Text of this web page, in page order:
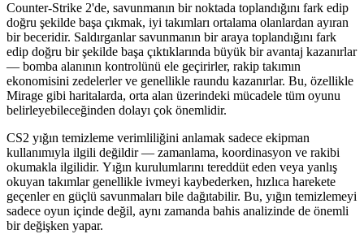
Counter-Strike 2'de, savunmanın bir noktada toplandığını fark edip
doğru şekilde başa çıkmak, iyi takımları ortalama olanlardan ayıran
bir beceridir. Saldırganlar savunmanın bir araya toplandığını fark
edip doğru bir şekilde başa çıktıklarında büyük bir avantaj kazanırlar
— bomba alanının kontrolünü ele geçirirler, rakip takımın
ekonomisini zedelerler ve genellikle raundu kazanırlar. Bu, özellikle
Mirage gibi haritalarda, orta alan üzerindeki mücadele tüm oyunu
belirleyebileceğinden dolayı çok önemlidir.
CS2 yığın temizleme verimliliğini anlamak sadece ekipman
kullanımıyla ilgili değildir — zamanlama, koordinasyon ve rakibi
okumakla ilgilidir. Yığın kurulumlarını tereddüt eden veya yanlış
okuyan takımlar genellikle ivmeyi kaybederken, hızlıca harekete
geçenler en güçlü savunmaları bile dağıtabilir. Bu, yığın temizlemeyi
sadece oyun içinde değil, aynı zamanda bahis analizinde de önemli
bir değişken yapar.